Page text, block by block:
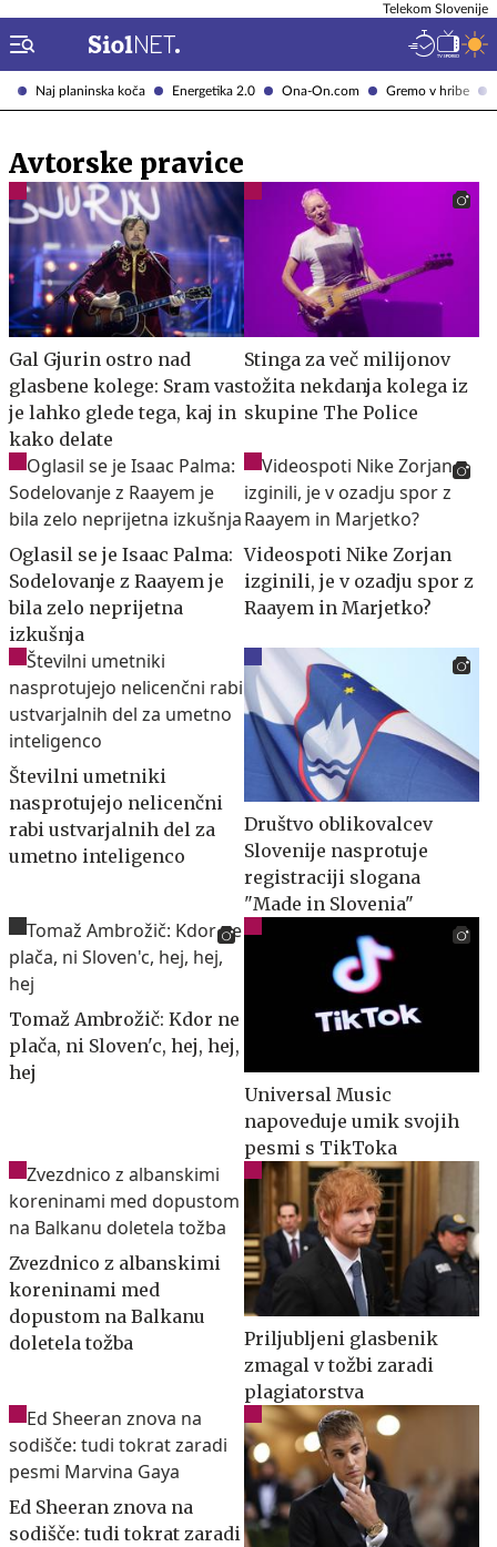
Naj planinska koča Energetika 2.0 Ona-On.com Gremo v hribe
Telekom Slovenije
Avtorske pravice
Gal Gjurin ostro nad
glasbene kolege: Sram vas
je lahko glede tega, kaj in
kako delate
Stinga za več milijonov
tožita nekdanja kolega iz
skupine The Police
Oglasil se je Isaac Palma:
Sodelovanje z Raayem je
bila zelo neprijetna
izkušnja
Videospoti Nike Zorjan
izginili, je v ozadju spor z
Raayem in Marjetko?
Številni umetniki
nasprotujejo nelicenčni
rabi ustvarjalnih del za
umetno inteligenco
Društvo oblikovalcev
Slovenije nasprotuje
registraciji slogana
"Made in Slovenia"
Tomaž Ambrožič: Kdor ne
plača, ni Sloven'c, hej, hej,
hej
Universal Music
napoveduje umik svojih
pesmi s TikToka
Zvezdnico z albanskimi
koreninami med
dopustom na Balkanu
doletela tožba
Priljubljeni glasbenik
zmagal v tožbi zaradi
plagiatorstva
Ed Sheeran znova na
sodišče: tudi tokrat zaradi